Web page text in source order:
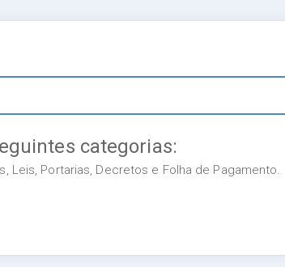
categorias:
Leis, Portarias, Decretos e Folha de Pagamento.